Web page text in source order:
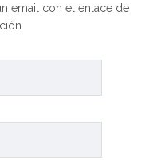
email con el enlace de